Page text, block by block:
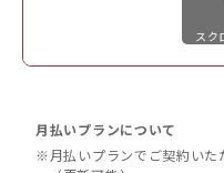
スク
月払いプランについて
※月払いプランでご契約いた